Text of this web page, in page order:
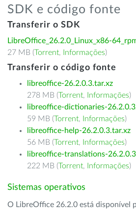
SDK e código fonte
Transferir o SDK
LibreOffice_26.2.0_Linux_x86-
27 MB (Torrent, Informações)
Transferir o código fonte
libreoffice-26.2.0.3.tar.xz
278 MB (Torrent, Informações)
libreoffice-dictionaries-
59 MB (Torrent, Informações)
libreoffice-help-26.2.0.3.tar.xz
56 MB (Torrent, Informações)
libreoffice-translations-
222 MB (Torrent, Informações)
Sistemas operativos
O LibreOffice 26.2.0 está disponível